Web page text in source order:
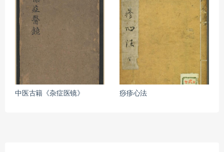
中医古籍《杂症医镜》 痧疹心法